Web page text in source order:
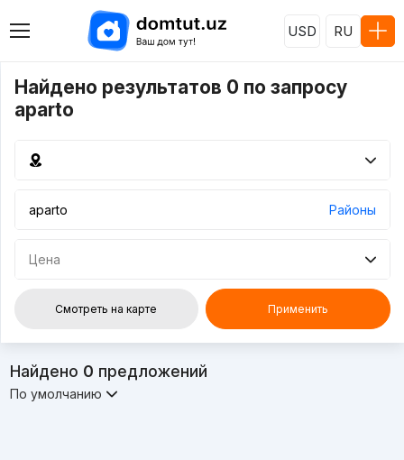
USD RU
Найдено результатов 0 по запросу
aparto
Районы
Цена
Смотреть на карте Применить
Найдено 0 предложений
По умолчанию